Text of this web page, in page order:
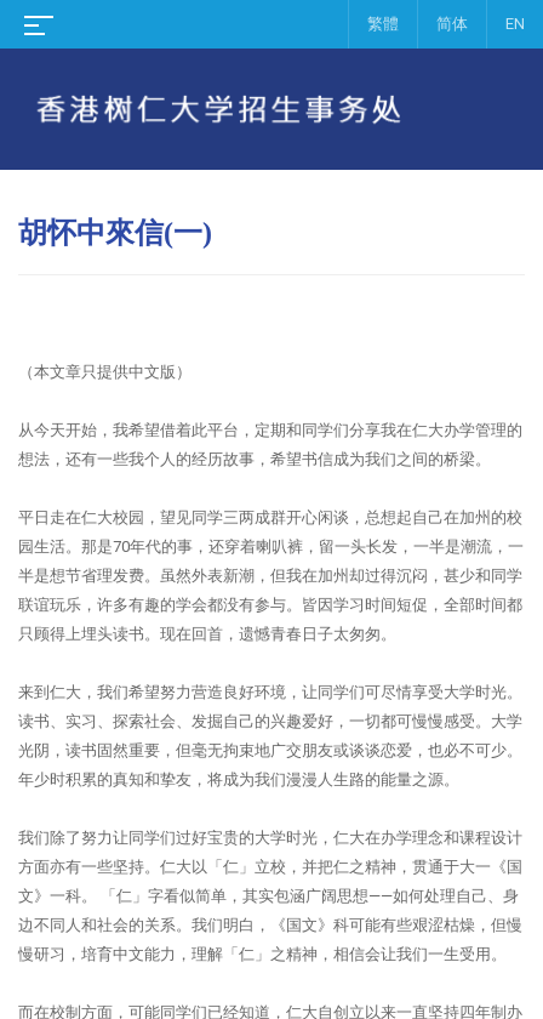
繁體 简体 EN
胡怀中來信(一)
（本文章只提供中文版）
从今天开始，我希望借着此平台，定期和同学们分享我在仁大办学管理的
想法，还有一些我个人的经历故事，希望书信成为我们之间的桥梁。
平日走在仁大校园，望见同学三两成群开心闲谈，总想起自己在加州的校
园生活。那是70年代的事，还穿着喇叭裤，留一头长发，一半是潮流，一
半是想节省理发费。虽然外表新潮，但我在加州却过得沉闷，甚少和同学
联谊玩乐，许多有趣的学会都没有参与。皆因学习时间短促，全部时间都
只顾得上埋头读书。现在回首，遗憾青春日子太匆匆。
来到仁大，我们希望努力营造良好环境，让同学们可尽情享受大学时光。
读书、实习、探索社会、发掘自己的兴趣爱好，一切都可慢慢感受。大学
光阴，读书固然重要，但毫无拘束地广交朋友或谈谈恋爱，也必不可少。
年少时积累的真知和挚友，将成为我们漫漫人生路的能量之源。
我们除了努力让同学们过好宝贵的大学时光，仁大在办学理念和课程设计
方面亦有一些坚持。仁大以「仁」立校，并把仁之精神，贯通于大一《国
文》一科。 「仁」字看似简单，其实包涵广阔思想——如何处理自己、身
边不同人和社会的关系。我们明白，《国文》科可能有些艰涩枯燥，但慢
慢研习，培育中文能力，理解「仁」之精神，相信会让我们一生受用。
而在校制方面，可能同学们已经知道，仁大自创立以来一直坚持四年制办